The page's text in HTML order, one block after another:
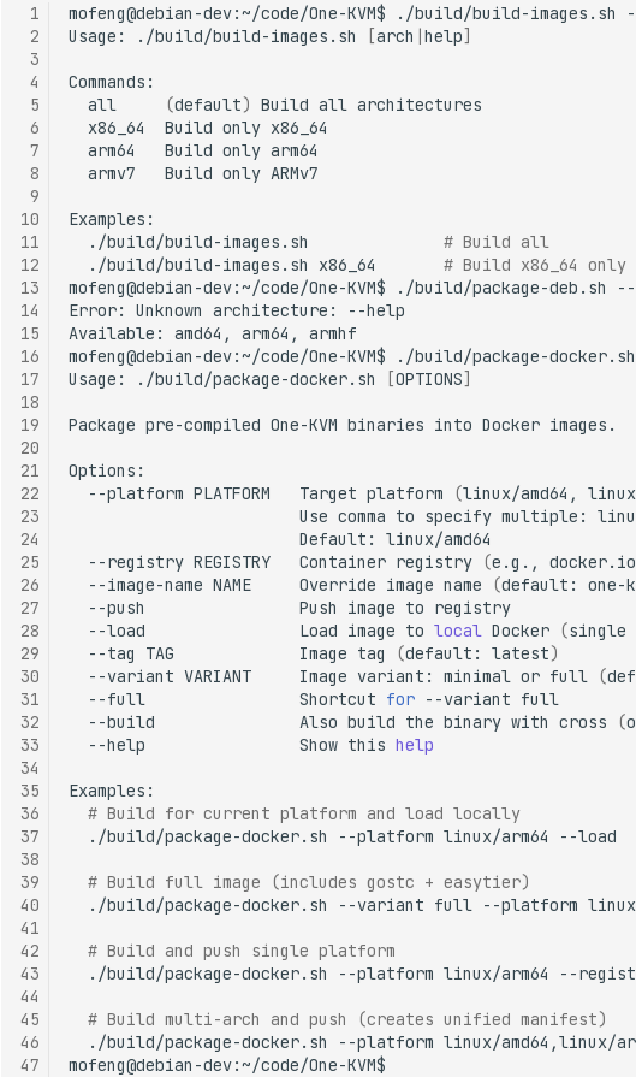
1
2
3
4
5
6
7
8
9
10
11
12
13
14
15
16
17
18
19
20
21
22
23
24
25
26
27
28
29
30
31
32
33
34
35
36
37
38
39
40
41
42
43
44
45
46
47
mofeng@debian-dev:~/code/One-KVM$ ./build/build-images.sh
Usage:
./build/build-images.sh [arch |help]
all
(default) Build all
x86_64
Build only
arm64
Build only
armv7
Build only
./build/build-images.sh
# Build all
./build/build-images.sh
x86_64
# Build x86_64 only
mofeng@debian-dev:~/code/One-KVM$
./build/package-deb.sh
Error:
Unknown architecture:
Available:
amd64, arm64,
mofeng@debian-dev:~/code/One-KVM$
./build/package-docker.sh
Usage:
./build/package-docker.sh [OPTIONS]
Package pre-compiled One-KVM binaries into Docker
--platform PLATFORM Target platform (linux/amd64,
Use comma to specify multiple:
Default:
--registry REGISTRY Container registry (e.g.,
--image-name NAME Override image name (default: one-
--push
Push image to
--load
Load image to local Docker (single
--tag
TAG Image tag (default: latest)
--variant VARIANT Image variant: minimal or full (
--full
Shortcut for --variant
--build
Also build the binary with cross (
--help
Show this help
# Build for current platform and load locally
./build/package-docker.sh
--platform linux/arm64
# Build full image (includes gostc + easytier)
./build/package-docker.sh
--variant full --platform
# Build and push single platform
./build/package-docker.sh
--platform linux/arm64 --
# Build multi-arch and push (creates unified manifest)
./build/package-docker.sh
--platform linux/amd64,linux/
mofeng@debian-dev:~/code/One-KVM$